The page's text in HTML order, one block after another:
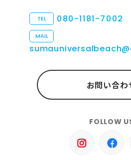
TEL 080-1181-7002
MAIL
お問い合わ
FOLLOW